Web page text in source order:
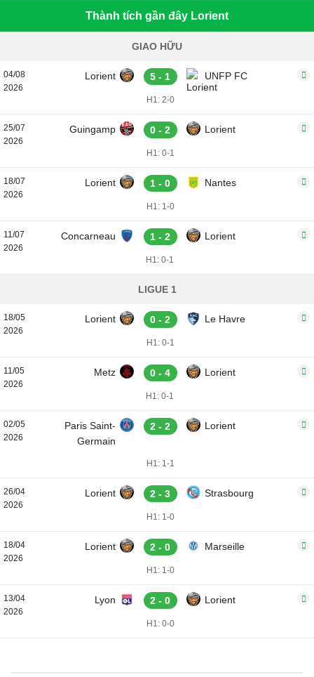
Thành tích gần đây Lorient
GIAO HỮU
04/08
2026
Lorient 5 - 1 UNFP FC
H1: 2-0
25/07
2026
Guingamp 0 - 2 Lorient
H1: 0-1
18/07
2026
Lorient 1 - 0 Nantes
H1: 1-0
11/07
2026
Concarneau 1 - 2 Lorient
H1: 0-1
LIGUE 1
18/05
2026
Lorient 0 - 2 Le Havre
H1: 0-1
11/05
2026
Metz 0 - 4 Lorient
H1: 0-1
02/05
2026
Paris Saint-
Germain
2 - 2 Lorient
H1: 1-1
26/04
2026
Lorient 2 - 3 Strasbourg
H1: 1-0
18/04
2026
Lorient 2 - 0 Marseille
H1: 1-0
13/04
2026
Lyon 2 - 0 Lorient
H1: 0-0